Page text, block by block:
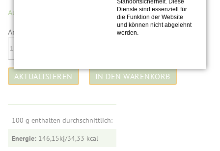
Auf Lager.
Anzahl:
100 g enthalten durchschnittlich:
Energie: 146,15kj/34,33
Dienste sind essenziell für
die Funktion der Website
und können nicht abgelehnt
werden.